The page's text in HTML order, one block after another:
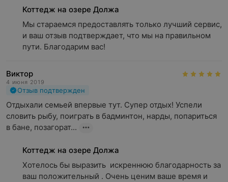
Коттедж на озере Должа
Мы стараемся предоставлять только лучший сервис,
и ваш отзыв подтверждает, что мы на правильном
пути. Благодарим вас!
Виктор
4 июня 2019
Отзыв подтвержден
Отдыхали семьей впервые тут. Супер отдых! Успели
словить рыбу, поиграть в бадминтон, нарды, попариться
в бане, позагорат...
Коттедж на озере Должа
Хотелось бы выразить  искреннюю благодарность за
ваш положительный . Очень ценим ваше время и